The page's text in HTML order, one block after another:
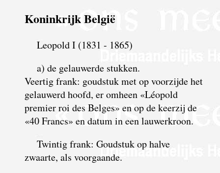
Koninkrijk België
Leopold I (1831 - 1865)
a) de gelauwerde stukken.
Veertig frank: goudstuk met op voorzijde het
gelauwerd hoofd, er omheen «Léopold
premier roi des Belges» en op de keerzij de
«40 Francs» en datum in een lauwerkroon.
Twintig frank: Goudstuk op halve
zwaarte, als voorgaande.